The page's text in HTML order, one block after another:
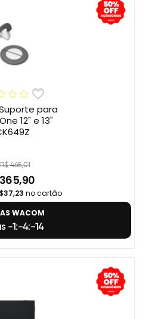
para
12" e 13"
465,01
no cartão
WACOM
-1:-4:-15